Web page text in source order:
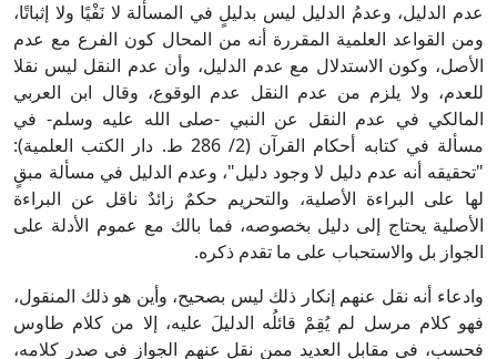
عدم الدليل، وعدمُ الدليل ليس بدليلٍ في المسألة لا نَفْيًا ولا إثباتًا،
ومن القواعد العلمية المقررة أنه من المحال كون الفرع مع عدم
الأصل، وكون الاستدلال مع عدم الدليل، وأن عدم النقل ليس نقلا
للعدم، ولا يلزم من عدم النقل عدم الوقوع، وقال ابن العربي
المالكي في عدم النقل عن النبي -صلى الله عليه وسلم- في
مسألة في كتابه أحكام القرآن (2/ 286 ط. دار الكتب العلمية):
"تحقيقه أنه عدم دليل لا وجود دليل"، وعدم الدليل في مسألة مبقٍ
لها على البراءة الأصلية، والتحريم حكمٌ زائدٌ ناقل عن البراءة
الأصلية يحتاج إلى دليل بخصوصه، فما بالك مع عموم الأدلة على
الجواز بل والاستحباب على ما تقدم ذكره.
وادعاء أنه نقل عنهم إنكار ذلك ليس بصحيح، وأين هو ذلك المنقول،
فهو كلام مرسل لم يُقِمْ قائلُه الدليلَ عليه، إلا من كلام طاوس
فحسب، في مقابل العديد ممن نقل عنهم الجواز في صدر كلامه،